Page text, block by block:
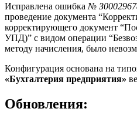
Исправлена ошибка №
проведение документа
корректирующего документ
УПД)” с видом операции
методу начисления, было
Конфигурация основана на
«Бухгалтерия предприятия»
Обновления: